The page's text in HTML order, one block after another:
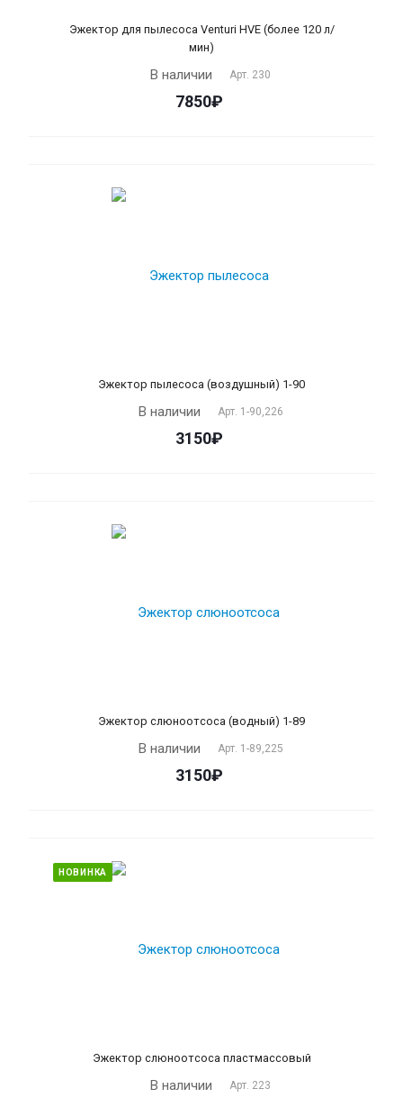
Эжектор для пылесоса Venturi HVE (более 120 л/
мин)
В наличии Арт. 230
7850₽
Эжектор пылесоса (воздушный) 1-90
В наличии Арт. 1-90,226
3150₽
Эжектор слюноотсоса (водный) 1-89
В наличии Арт. 1-89,225
3150₽
НОВИНКА
Эжектор слюноотсоса пластмассовый
В наличии Арт. 223